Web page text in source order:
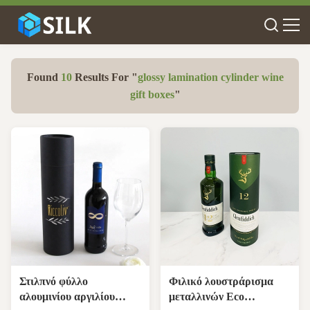
Found 10Results For "glossy lamination cylinder wine
gift boxes"
Στιλπνό φύλλο
αλουμινίου αργιλίου
Φιλικό λουστράρισμα
μεταλλινών Eco